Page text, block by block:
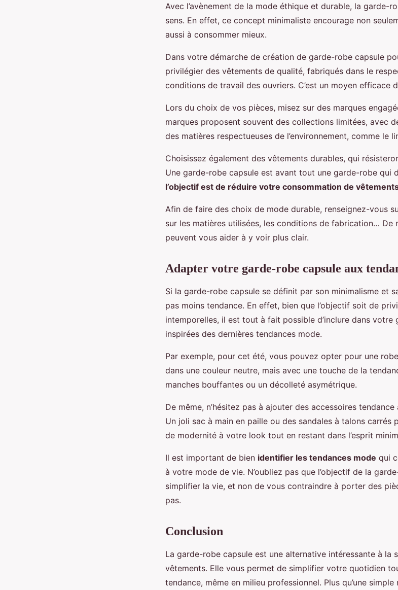
Avec l’avènement de la mode éthique et durable, la garde-
sens. En effet, ce concept minimaliste encourage non
aussi à consommer mieux.
Dans votre démarche de création de garde-robe capsule
privilégier des vêtements de qualité, fabriqués dans le
conditions de travail des ouvriers. C’est un moyen efficace
Lors du choix de vos pièces, misez sur des marques
marques proposent souvent des collections limitées, avec
des matières respectueuses de l’environnement, comme le
Choisissez également des vêtements durables, qui
Une garde-robe capsule est avant tout une garde-robe qui
l’objectif est de réduire votre consommation de
Afin de faire des choix de mode durable, renseignez-vous
sur les matières utilisées, les conditions de fabrication… De
peuvent vous aider à y voir plus clair.
Adapter votre garde-robe capsule aux
Si la garde-robe capsule se définit par son minimalisme et
pas moins tendance. En effet, bien que l’objectif soit de
intemporelles, il est tout à fait possible d’inclure dans votre
inspirées des dernières tendances mode.
Par exemple, pour cet été, vous pouvez opter pour une
dans une couleur neutre, mais avec une touche de la
manches bouffantes ou un décolleté asymétrique.
De même, n’hésitez pas à ajouter des accessoires
Un joli sac à main en paille ou des sandales à talons carrés
de modernité à votre look tout en restant dans l’esprit
Il est important de bien identifier les tendances mode qui
à votre mode de vie. N’oubliez pas que l’objectif de la
simplifier la vie, et non de vous contraindre à porter des
pas.
Conclusion
La garde-robe capsule est une alternative intéressante à la
vêtements. Elle vous permet de simplifier votre quotidien
tendance, même en milieu professionnel. Plus qu’une